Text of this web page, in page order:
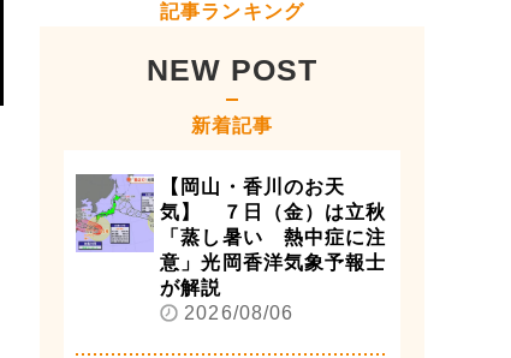
記事ランキング
NEW POST
新着記事
【岡山・香川のお天
気】 ７日（金）は立秋
「蒸し暑い 熱中症に注
意」光岡香洋気象予報士
が解説
2026/08/06